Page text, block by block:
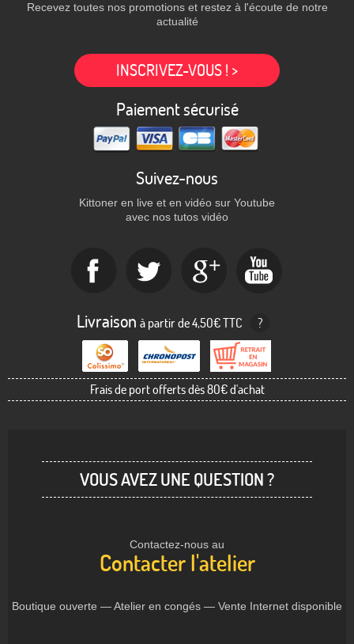
Recevez toutes nos promotions et restez à l'écoute de notre
actualité
INSCRIVEZ-VOUS ! >
Paiement sécurisé
Suivez-nous
Kittoner en live et en vidéo sur Youtube
avec nos tutos vidéo
Livraison à partir de 4,50€ TTC ?
Frais de port offerts dès 80€ d'achat
VOUS AVEZ UNE QUESTION ?
Contactez-nous au
Contacter l'atelier
Boutique ouverte — Atelier en congés — Vente Internet disponible